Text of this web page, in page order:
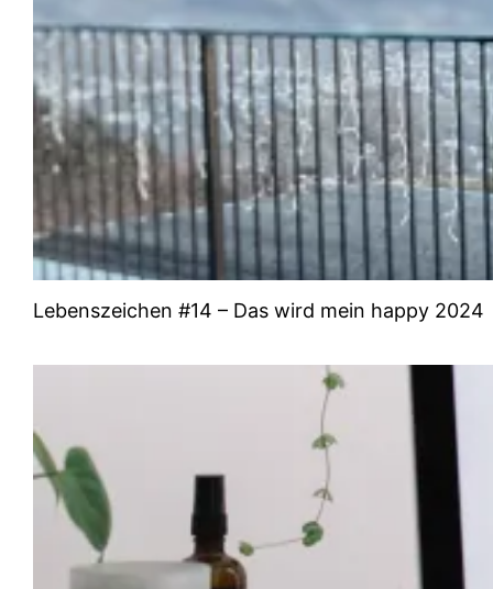
Lebenszeichen #14 – Das wird mein happy 2024